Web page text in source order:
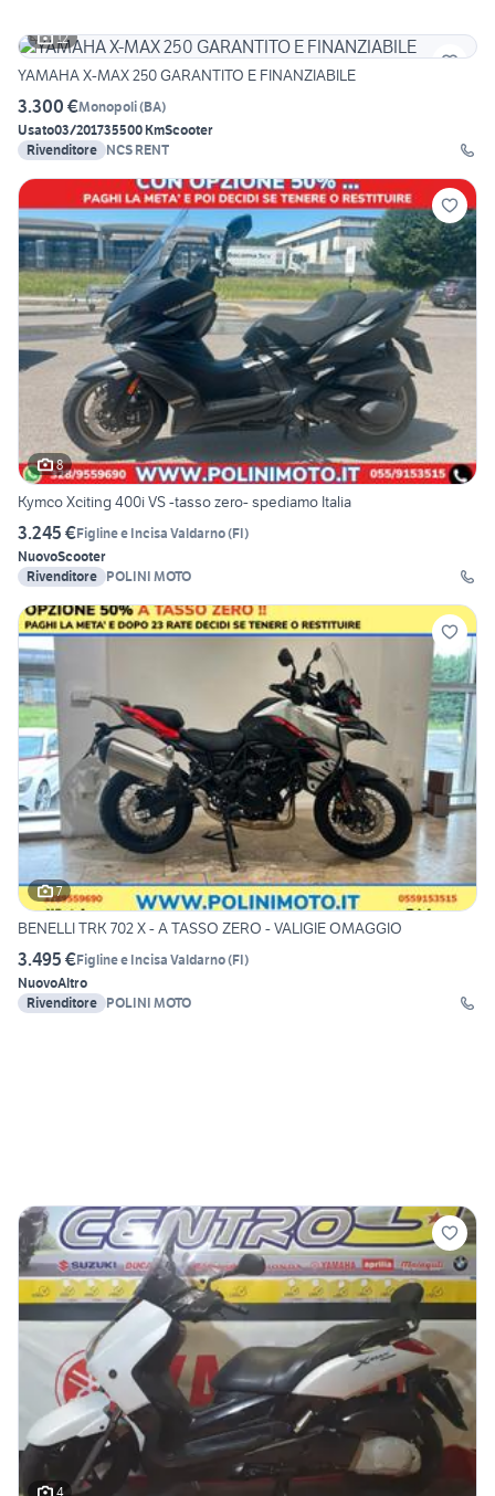
12
YAMAHA X-MAX 250 GARANTITO E FINANZIABILE
3.300 €Monopoli(BA)
Usato03/201735500 KmScooter
Rivenditore NCS RENT
8
Kymco Xciting 400i VS -tasso zero- spediamo Italia
3.245 €Figline e Incisa Valdarno(FI)
NuovoScooter
Rivenditore POLINI MOTO
7
BENELLI TRK 702 X - A TASSO ZERO - VALIGIE OMAGGIO
3.495 €Figline e Incisa Valdarno(FI)
NuovoAltro
Rivenditore POLINI MOTO
4